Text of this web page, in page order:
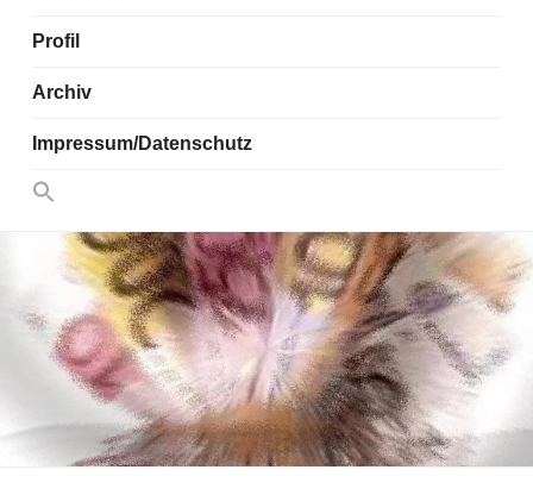
Profil
Archiv
Impressum/Datenschutz
Search
for: